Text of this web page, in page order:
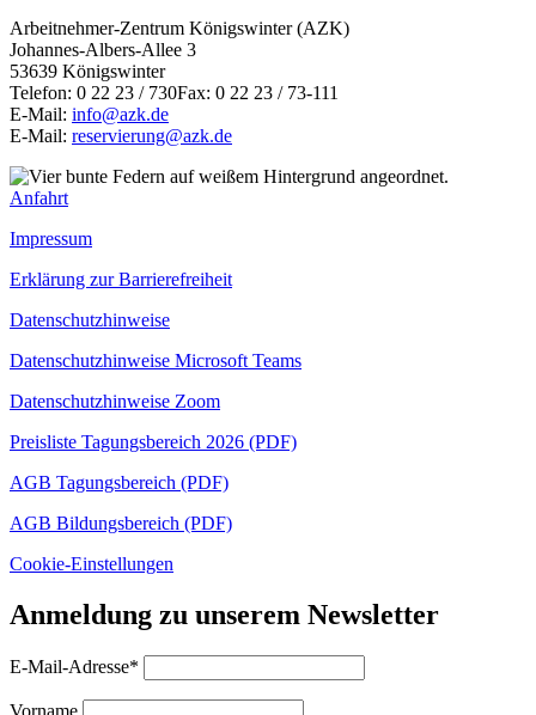
Arbeitnehmer-Zentrum Königswinter (AZK)
Johannes-Albers-Allee 3
53639 Königswinter
Telefon: 0 22 23 / 730Fax: 0 22 23 / 73-111
E-Mail: info@azk.de
E-Mail: reservierung@azk.de
Anfahrt
Impressum
Erklärung zur Barrierefreiheit
Datenschutzhinweise
Datenschutzhinweise Microsoft Teams
Datenschutzhinweise Zoom
Preisliste Tagungsbereich 2026 (PDF)
AGB Tagungsbereich (PDF)
AGB Bildungsbereich (PDF)
Cookie-Einstellungen
Anmeldung zu unserem Newsletter
E-Mail-Adresse*
Vorname